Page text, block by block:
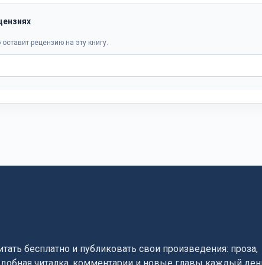
рецензию на эту книгу.
бесплатно и публиковать свои произведения: проза,